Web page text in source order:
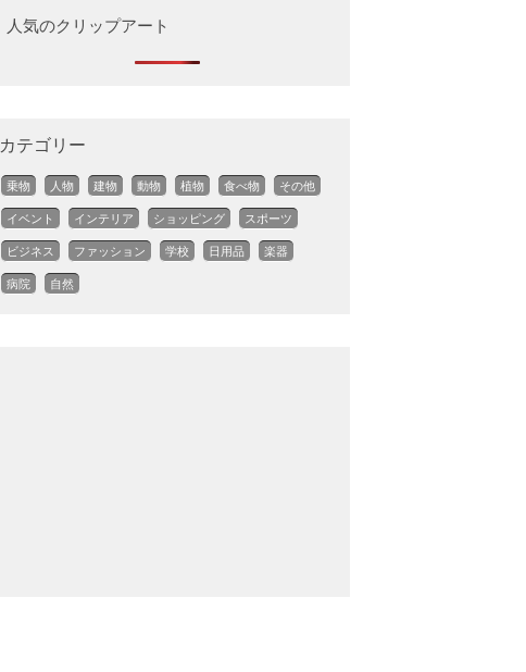
人気のクリップアート
カテゴリー
乗物 人物 建物 動物 植物 食べ物 その他
イベント インテリア ショッピング スポーツ
ビジネス ファッション 学校 日用品 楽器
病院 自然